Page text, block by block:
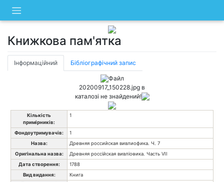
content
Книжкова пам'ятка
Інформаційний Бібліографічний запис
Файл
20200917_150228.jpg в
каталозі не знайдений!
Кількість
примірників:
1
Фондоутримувачів:
1
Назва:
Древняя российская вивлиофика. Ч. 7
Оригінальна назва:
Древняя россійская вивліоөика. Часть VII
Дата створення:
1788
Вид видання:
Книга